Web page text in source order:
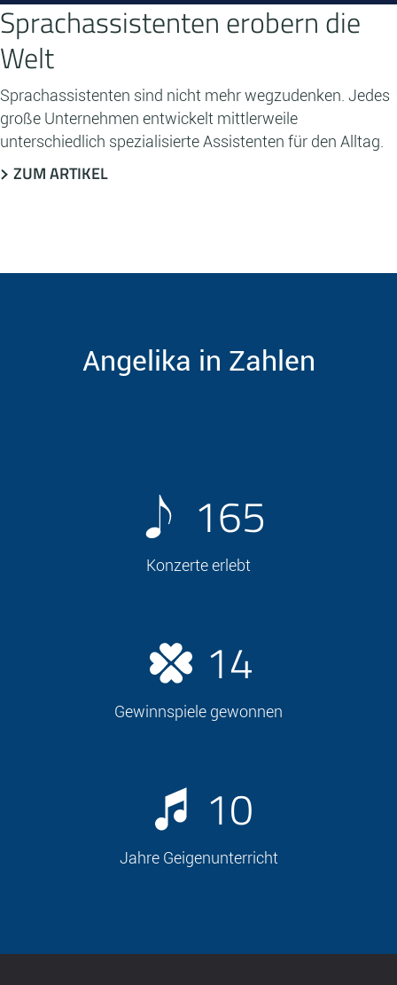
Sprachassistenten erobern die
Welt
Sprachassistenten sind nicht mehr wegzudenken. Jedes
große Unternehmen entwickelt mittlerweile
unterschiedlich spezialisierte Assistenten für den Alltag.
ZUM ARTIKEL
Angelika in Zahlen
165
Konzerte erlebt
14
Gewinnspiele gewonnen
10
Jahre Geigenunterricht